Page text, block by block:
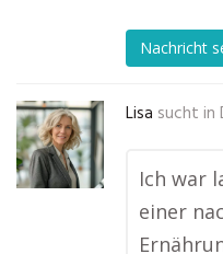
Nachricht
Lisa sucht in
Ich war
einer